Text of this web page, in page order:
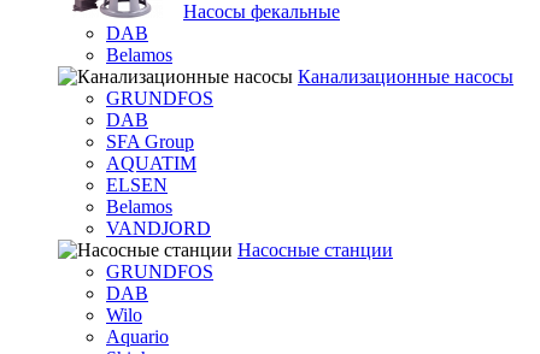
Насосы фекальные
DAB
Belamos
Канализационные насосы
GRUNDFOS
DAB
SFA Group
AQUATIM
ELSEN
Belamos
VANDJORD
Насосные станции
GRUNDFOS
DAB
Wilo
Aquario